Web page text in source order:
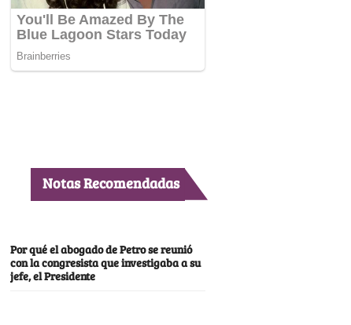
Notas Recomendadas
Por qué el abogado de Petro se reunió
con la congresista que investigaba a su
jefe, el Presidente